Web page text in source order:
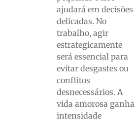
ajudará em decisões
delicadas. No
trabalho, agir
estrategicamente
será essencial para
evitar desgastes ou
conflitos
desnecessários. A
vida amorosa ganha
intensidade